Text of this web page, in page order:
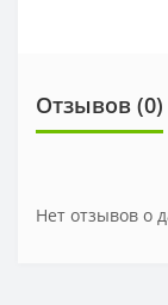
Отзывов (0)
Нет отзывов о